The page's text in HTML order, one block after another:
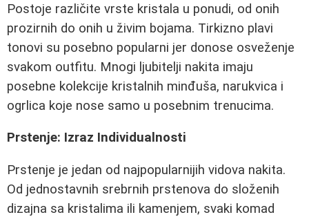
Postoje različite vrste kristala u ponudi, od onih
prozirnih do onih u živim bojama. Tirkizno plavi
tonovi su posebno popularni jer donose osveženje
svakom outfitu. Mnogi ljubitelji nakita imaju
posebne kolekcije kristalnih minđuša, narukvica i
ogrlica koje nose samo u posebnim trenucima.
Prstenje: Izraz Individualnosti
Prstenje je jedan od najpopularnijih vidova nakita.
Od jednostavnih srebrnih prstenova do složenih
dizajna sa kristalima ili kamenjem, svaki komad